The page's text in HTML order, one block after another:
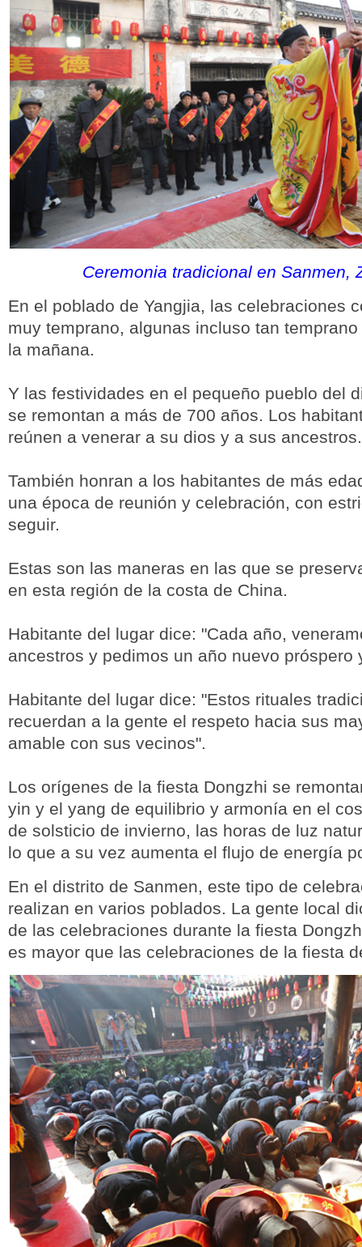
Ceremonia tradicional en Sanmen,
En el poblado de Yangjia, las celebraciones
muy temprano, algunas incluso tan
la mañana.
Y las festividades en el pequeño pueblo del
se remontan a más de 700 años. Los
reúnen a venerar a su dios y a sus ancestros.
También honran a los habitantes de más
una época de reunión y celebración, con
seguir.
Estas son las maneras en las que se
en esta región de la costa de China.
Habitante del lugar dice: "Cada año,
ancestros y pedimos un año nuevo próspero
Habitante del lugar dice: "Estos rituales
recuerdan a la gente el respeto hacia sus
amable con sus vecinos".
Los orígenes de la fiesta Dongzhi se
yin y el yang de equilibrio y armonía en el
de solsticio de invierno, las horas de luz
lo que a su vez aumenta el flujo de energía
En el distrito de Sanmen, este tipo de
realizan en varios poblados. La gente local
de las celebraciones durante la fiesta
es mayor que las celebraciones de la fiesta